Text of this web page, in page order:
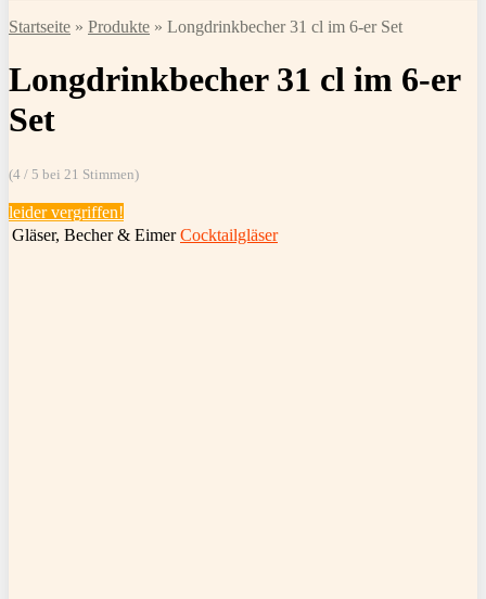
Startseite » Produkte » Longdrinkbecher 31 cl im 6-er Set
Longdrinkbecher 31 cl im 6-er
Set
(4 / 5 bei 21 Stimmen)
leider vergriffen!
Gläser, Becher & Eimer Cocktailgläser